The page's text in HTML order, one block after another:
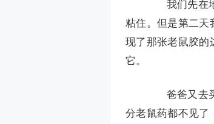
我们先在地
粘住。但是第二天
现了那张老鼠胶的
它。
爸爸又去买
分老鼠药都不见了